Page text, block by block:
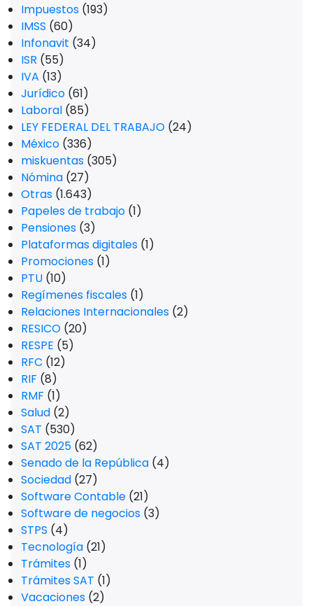
Impuestos (193)
IMSS (60)
Infonavit (34)
ISR (55)
IVA (13)
Jurídico (61)
Laboral (85)
LEY FEDERAL DEL TRABAJO (24)
México (336)
miskuentas (305)
Nómina (27)
Otras (1.643)
Papeles de trabajo (1)
Pensiones (3)
Plataformas digitales (1)
Promociones (1)
PTU (10)
Regímenes fiscales (1)
Relaciones Internacionales (2)
RESICO (20)
RESPE (5)
RFC (12)
RIF (8)
RMF (1)
Salud (2)
SAT (530)
SAT 2025 (62)
Senado de la República (4)
Sociedad (27)
Software Contable (21)
Software de negocios (3)
STPS (4)
Tecnología (21)
Trámites (1)
Trámites SAT (1)
Vacaciones (2)